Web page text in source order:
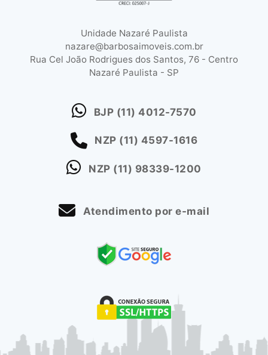
Unidade Nazaré Paulista
nazare@barbosaimoveis.com.br
Rua Cel João Rodrigues dos Santos, 76 - Centro
Nazaré Paulista - SP
BJP (11) 4012-7570
NZP (11) 4597-1616
NZP (11) 98339-1200
Atendimento por e-mail